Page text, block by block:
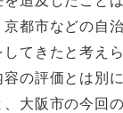
京都市などの自
てきたと考え
容の評価とは別
大阪市の今回